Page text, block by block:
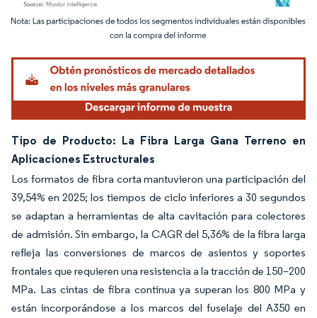
Imagen © Mordor Intelligence. El uso requiere atribución según CC BY 4.0.
Tipo de Producto: La Fibra Larga Gana Terreno en
Aplicaciones Estructurales
Los formatos de fibra corta mantuvieron una participación del
39,54% en 2025; los tiempos de ciclo inferiores a 30 segundos
se adaptan a herramientas de alta cavitación para colectores
de admisión. Sin embargo, la CAGR del 5,36% de la fibra larga
refleja las conversiones de marcos de asientos y soportes
frontales que requieren una resistencia a la tracción de 150–200
MPa. Las cintas de fibra continua ya superan los 800 MPa y
están incorporándose a los marcos del fuselaje del A350 en